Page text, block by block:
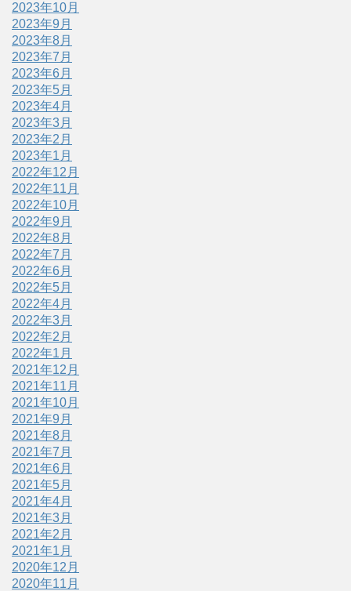
2023年10月
2023年9月
2023年8月
2023年7月
2023年6月
2023年5月
2023年4月
2023年3月
2023年2月
2023年1月
2022年12月
2022年11月
2022年10月
2022年9月
2022年8月
2022年7月
2022年6月
2022年5月
2022年4月
2022年3月
2022年2月
2022年1月
2021年12月
2021年11月
2021年10月
2021年9月
2021年8月
2021年7月
2021年6月
2021年5月
2021年4月
2021年3月
2021年2月
2021年1月
2020年12月
2020年11月